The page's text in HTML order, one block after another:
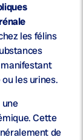
les félins
les urines.
Cette
de